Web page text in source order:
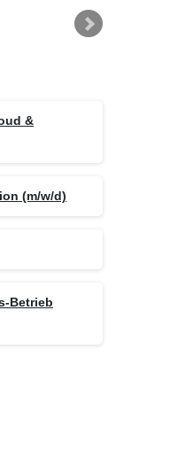
a> -u
&
(m/w/d)
Betrieb